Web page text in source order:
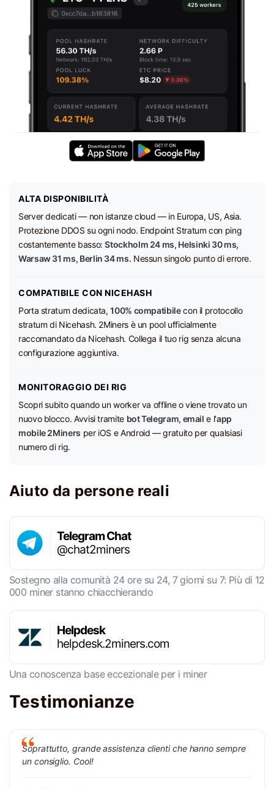
ALTA DISPONIBILITÀ
Server dedicati — non istanze cloud — in Europa, US, Asia.
Protezione DDOS su ogni nodo. Endpoint Stratum con ping
costantemente basso:Stockholm 24 ms, Helsinki 30 ms,
Warsaw 31 ms, Berlin 34 ms. Nessun singolo punto di errore.
COMPATIBILE CON NICEHASH
Porta stratum dedicata,100% compatibilecon il protocollo
stratum di Nicehash. 2Miners è un pool ufficialmente
raccomandato da Nicehash. Collega il tuo rig senza alcuna
configurazione aggiuntiva.
MONITORAGGIO DEI RIG
Scopri subito quando un worker va offline o viene trovato un
nuovo blocco. Avvisi tramite bot Telegram, email e l'app
mobile 2Miners per iOS e Android — gratuito per qualsiasi
numero di rig.
Aiuto da persone reali
Telegram Chat
@chat2miners
Sostegno alla comunità 24 ore su 24, 7 giorni su 7: Più di 12
000 miner stanno chiacchierando
Helpdesk
helpdesk.2miners.com
Una conoscenza base eccezionale per i miner
Testimonianze
Soprattutto, grande assistenza clienti che hanno sempre
un consiglio. Cool!